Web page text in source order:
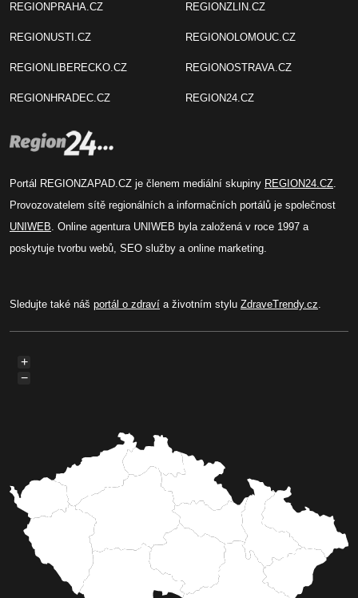
REGIONPRAHA.CZ
REGIONUSTI.CZ
REGIONLIBERECKO.CZ
REGIONHRADEC.CZ
REGIONZLIN.CZ
REGIONOLOMOUC.CZ
REGIONOSTRAVA.CZ
REGION24.CZ
Portál REGIONZAPAD.CZ je členem mediální skupiny REGION24.CZ.
Provozovatelem sítě regionálních a informačních portálů je společnost
UNIWEB. Online agentura UNIWEB byla založená v roce 1997 a
poskytuje tvorbu webů, SEO služby a online marketing.
Sledujte také náš portál o zdraví a životním stylu ZdraveTrendy.cz.
+
−